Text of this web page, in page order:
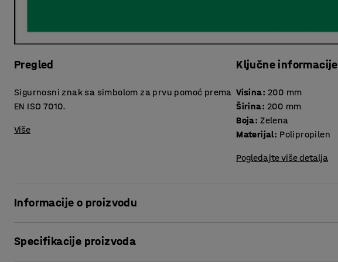
Pregled
Sigurnosni znak sa simbolom za prvu pomoć prema
EN ISO 7010.
Više
Ključne informacije
Visina: 200 mm
Širina: 200 mm
Boja: Zelena
Materijal: Polipropilen
Pogledajte više detalja
Informacije o proizvodu
opreme prilikom nesreće i doprinose sigurnijem radnom okruženju.
Specifikacije proizvoda